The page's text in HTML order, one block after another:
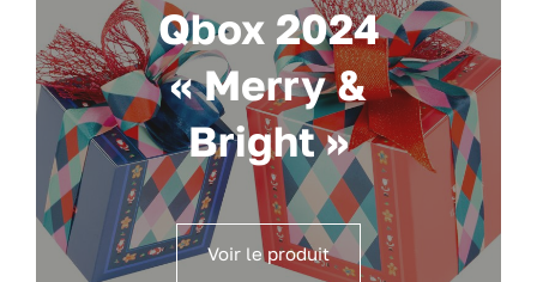
Qbox 2024
« Merry &
Bright »
Voir le produit